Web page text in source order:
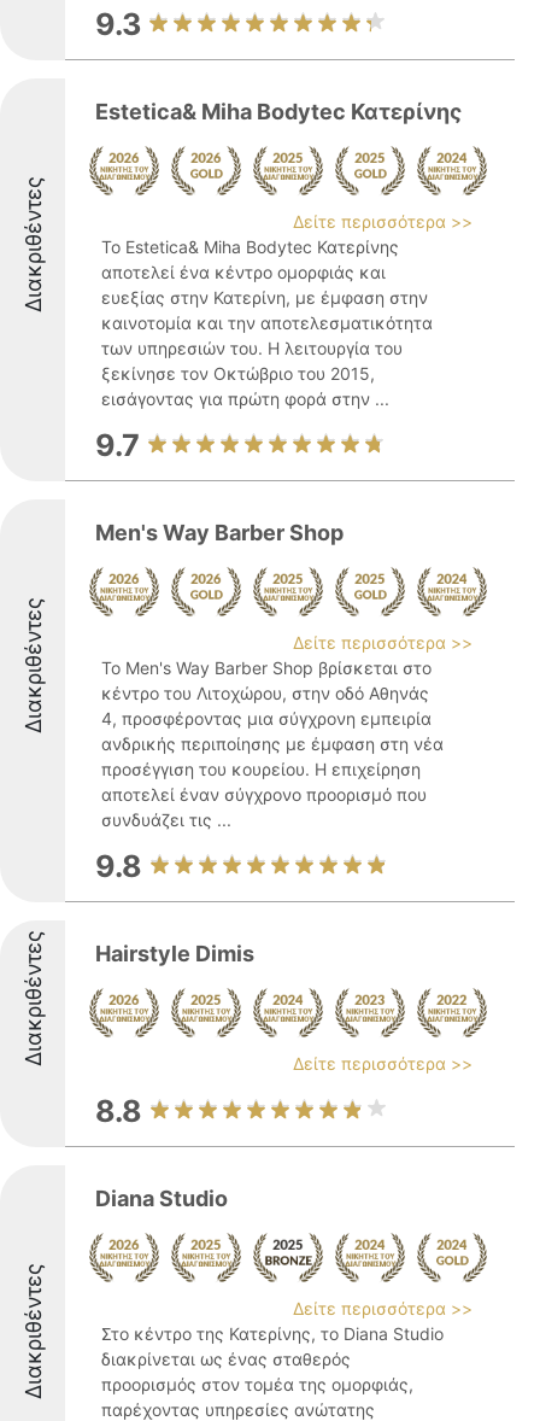
9.3
Διακριθέντες
Estetica& Miha Bodytec Κατερίνης
Δείτε περισσότερα >>
Το Estetica& Miha Bodytec Κατερίνης
αποτελεί ένα κέντρο ομορφιάς και
ευεξίας στην Κατερίνη, με έμφαση στην
καινοτομία και την αποτελεσματικότητα
των υπηρεσιών του. Η λειτουργία του
ξεκίνησε τον Οκτώβριο του 2015,
εισάγοντας για πρώτη φορά στην ...
9.7
Διακριθέντες
Men's Way Barber Shop
Δείτε περισσότερα >>
Το Men's Way Barber Shop βρίσκεται στο
κέντρο του Λιτοχώρου, στην οδό Αθηνάς
4, προσφέροντας μια σύγχρονη εμπειρία
ανδρικής περιποίησης με έμφαση στη νέα
προσέγγιση του κουρείου. Η επιχείρηση
αποτελεί έναν σύγχρονο προορισμό που
συνδυάζει τις ...
9.8
Διακριθέντες Hairstyle Dimis
Δείτε περισσότερα >>
8.8
Διακριθέντες
Diana Studio
Δείτε περισσότερα >>
Στο κέντρο της Κατερίνης, το Diana Studio
διακρίνεται ως ένας σταθερός
προορισμός στον τομέα της ομορφιάς,
παρέχοντας υπηρεσίες ανώτατης